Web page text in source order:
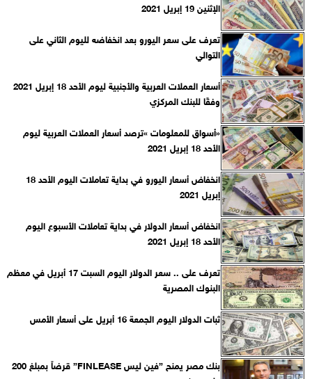
الإثنين 19 إبريل 2021
تعرف على سعر اليورو بعد انخفاضه لليوم الثاني على
التوالي
أسعار العملات العربية والأجنبية ليوم الأحد 18 إبريل 2021
وفقًا للبنك المركزي‎
«أسواق للمعلومات »ترصد أسعار العملات العربية ليوم
الأحد 18 إبريل 2021
انخفاض أسعار اليورو في بداية تعاملات اليوم الأحد 18
إبريل 2021
انخفاض أسعار الدولار في بداية تعاملات الأسبوع اليوم
الأحد 18 إبريل 2021
تعرف على .. سعر الدولار اليوم السبت 17 أبريل في معظم
البنوك المصرية
ثبات الدولار اليوم الجمعة 16 أبريل على أسعار الأمس
بنك مصر يمنح ”فين ليس FINLEASE” قرضاً بمبلغ 200